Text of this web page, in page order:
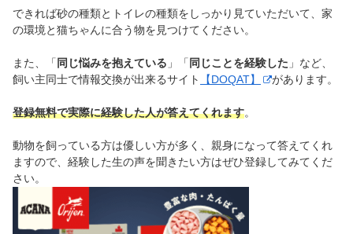
できれば砂の種類とトイレの種類をしっかり見ていただいて、家
の環境と猫ちゃんに合う物を見つけてください。
また、「 同じ悩みを抱えている 」「 同じことを経験した 」など、
飼い主同士で情報交換が出来るサイト
【DOQAT】 があります。
登録無料で実際に経験した人が答えてくれます。
動物を飼っている方は優しい方が多く、親身になって答えてくれ
ますので、経験した生の声を聞きたい方はぜひ登録してみてくだ
さい。